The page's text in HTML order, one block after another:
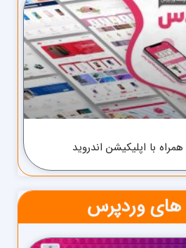
با اپلیکیشن اندروید
های وردپرس